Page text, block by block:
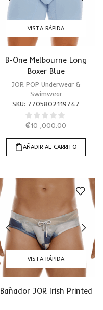
VISTA RÁPIDA
B-One Melbourne Long
Boxer Blue
JOR POP Underwear &
Swimwear
SKU: 7705802119747
₡10 ,000.00
AÑADIR AL CARRITO
VISTA RÁPIDA
Bañador JOR Irish Printed